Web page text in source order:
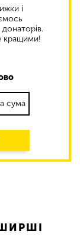
і
кращими!
сума